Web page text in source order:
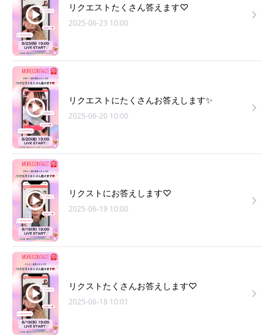
リクエストたくさん答えます♡
2025-06-23 10:00
リクエストにたくさんお答えします✨
2025-06-20 10:00
リクストにお答えします♡
2025-06-19 10:00
リクストたくさんお答えします♡
2025-06-18 10:01